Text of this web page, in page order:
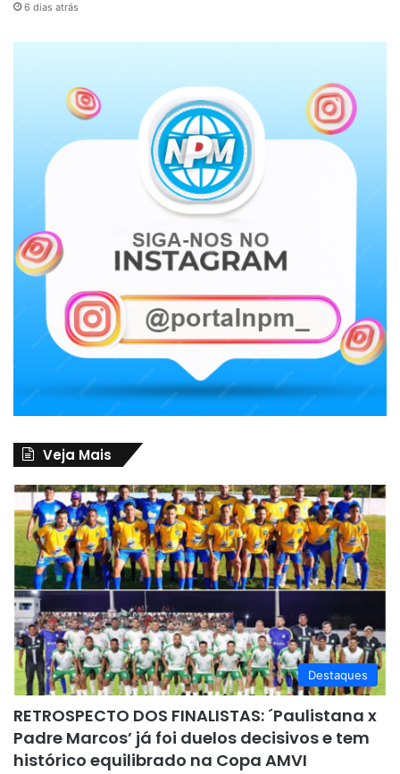
6 dias atrás
Veja Mais
Destaques
RETROSPECTO DOS FINALISTAS: ´Paulistana x
Padre Marcos’ já foi duelos decisivos e tem
histórico equilibrado na Copa AMVI